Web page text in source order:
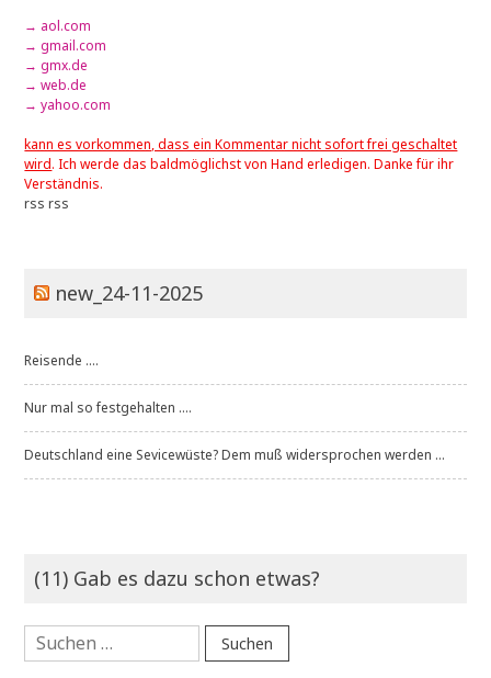
→ aol.com
→ gmail.com
→ gmx.de
→ web.de
→ yahoo.com
kann es vorkommen, dass ein Kommentar nicht sofort frei geschaltet
wird. Ich werde das baldmöglichst von Hand erledigen. Danke für ihr
Verständnis.
rss rss
new_24-11-2025
Reisende ....
Nur mal so festgehalten ....
Deutschland eine Sevicewüste? Dem muß widersprochen werden ...
(11) Gab es dazu schon etwas?
Suchen
nach: